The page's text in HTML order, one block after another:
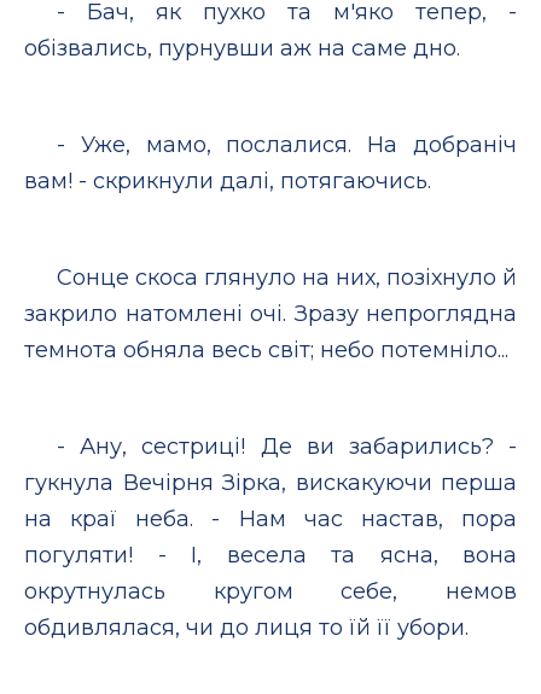
- Бач, як пухко та м'яко тепер, -
обізвались, пурнувши аж на саме дно.
- Уже, мамо, послалися. На добраніч
вам! - скрикнули далі, потягаючись.
Сонце скоса глянуло на них, позіхнуло й
закрило натомлені очі. Зразу непроглядна
темнота обняла весь світ; небо потемніло...
- Ану, сестриці! Де ви забарились? -
гукнула Вечірня Зірка, вискакуючи перша
на краї неба. - Нам час настав, пора
погуляти! - І, весела та ясна, вона
окрутнулась кругом себе, немов
обдивлялася, чи до лиця то їй її убори.